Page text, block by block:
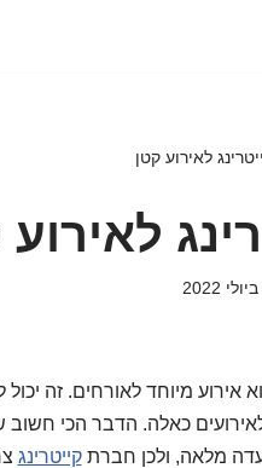
לאירוע קטן
אירוע מיוחד לאורחים. זה
כאלה. הדבר הכי חשוב
מלאה, ולכן חברתקייטרינג